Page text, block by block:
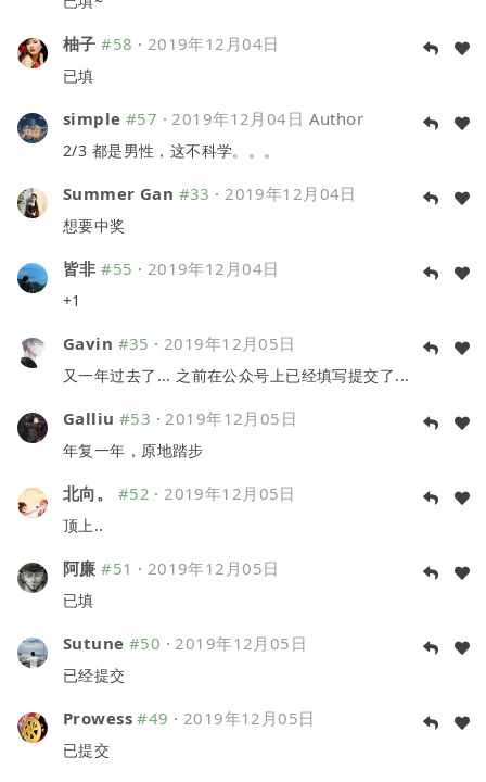
柚子 #58 · 2019年12月04日
已填
simple #57 · 2019年12月04日 Author
2/3 都是男性，这不科学。。。
Summer Gan #33 · 2019年12月04日
想要中奖
皆非 #55 · 2019年12月04日
+1
Gavin #35 · 2019年12月05日
又一年过去了... 之前在公众号上已经填写提交了...
Galliu #53 · 2019年12月05日
年复一年，原地踏步
北向。 #52 · 2019年12月05日
顶上..
阿廉 #51 · 2019年12月05日
已填
Sutune #50 · 2019年12月05日
已经提交
Prowess #49 · 2019年12月05日
已提交